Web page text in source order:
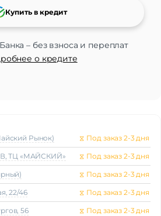
– без взноса и переплат
о кредите
Купить в кредит
Рынок) ⧖ Под заказ 2-3 дня
ТЦ «МАЙСКИЙ» ⧖ Под заказ 2-3 дня
⧖ Под заказ 2-3 дня
22/46 ⧖ Под заказ 2-3 дня
56 ⧖ Под заказ 2-3 дня